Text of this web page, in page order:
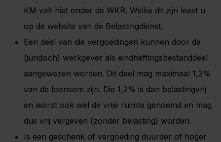
KM valt niet onder de WKR. Welke dit zijn leest u
op de website van de Belastingdienst.
Een deel van die vergoedingen kunnen door de
(juridisch) werkgever als eindheffingsbestanddeel
aangewezen worden. Dit deel mag maximaal 1,2%
van de loonsom zijn. Die 1,2% is dan belastingvrij
en wordt ook wel de vrije ruimte genoemd en mag
dus vrij vergeven (zonder belasting) worden.
Is een geschenk of vergoeding duurder of hoger